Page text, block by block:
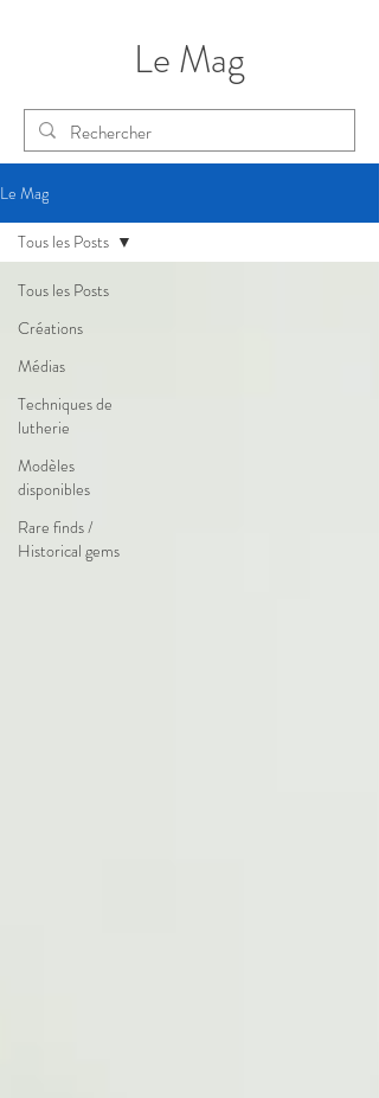
Le Mag
Le Mag
Tous les Posts
Créations
Médias
Techniques de
lutherie
Modèles
disponibles
Rare finds /
Historical gems
Tous les Posts